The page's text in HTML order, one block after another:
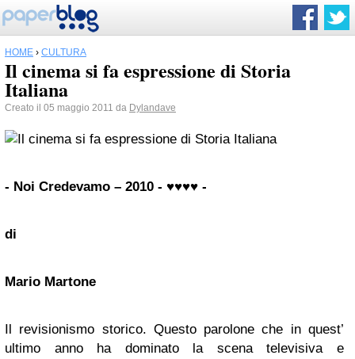
HOME › CULTURA
Il cinema si fa espressione di Storia
Italiana
Creato il 05 maggio 2011 da Dylandave
- Noi Credevamo – 2010 - ♥♥♥♥ -
di
Mario Martone
Il revisionismo storico. Questo parolone che in quest’
ultimo anno ha dominato la scena televisiva e